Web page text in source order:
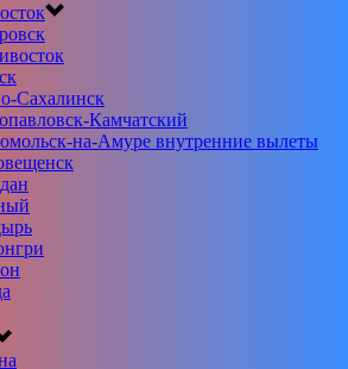
Сахалинск
Камчатский
на-Амуре внутренние вылеты